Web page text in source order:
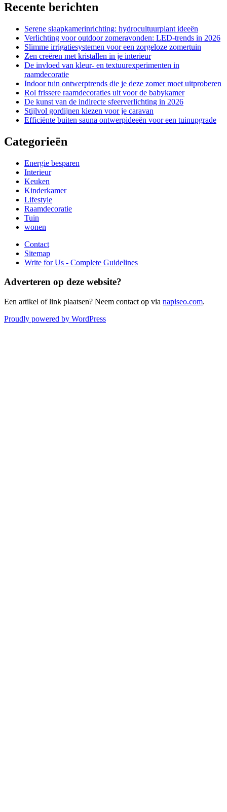
Recente berichten
Serene slaapkamerinrichting: hydrocultuurplant ideeën
Verlichting voor outdoor zomeravonden: LED-trends in 2026
Slimme irrigatiesystemen voor een zorgeloze zomertuin
Zen creëren met kristallen in je interieur
De invloed van kleur- en textuurexperimenten in
raamdecoratie
Indoor tuin ontwerptrends die je deze zomer moet uitproberen
Rol frissere raamdecoraties uit voor de babykamer
De kunst van de indirecte sfeerverlichting in 2026
Stijlvol gordijnen kiezen voor je caravan
Efficiënte buiten sauna ontwerpideeën voor een tuinupgrade
Categorieën
Energie besparen
Interieur
Keuken
Kinderkamer
Lifestyle
Raamdecoratie
Tuin
wonen
Contact
Sitemap
Write for Us - Complete Guidelines
Adverteren op deze website?
Een artikel of link plaatsen? Neem contact op via napiseo.com.
Proudly powered by WordPress